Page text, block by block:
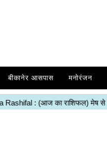
बीकानेर आसपास मनोरंजन